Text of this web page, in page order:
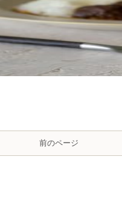
前のページ